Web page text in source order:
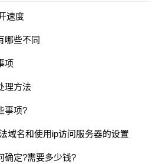
速度
哪些不同
项
理方法
事项?
域名和使用ip访问服务器的设置
确定?需要多少钱?